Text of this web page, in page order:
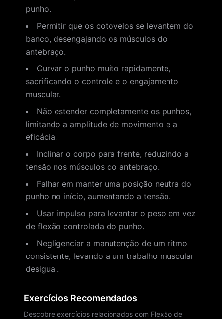
punho.
Permitir que os cotovelos se levantem do
banco, desengajando os músculos do
antebraço.
Curvar o punho muito rapidamente,
sacrificando o controle e o engajamento
muscular.
Não estender completamente os punhos,
limitando a amplitude de movimento e a
eficácia.
Inclinar o corpo para frente, reduzindo a
tensão nos músculos do antebraço.
Falhar em manter uma posição neutra do
punho no início, aumentando a tensão.
Usar impulso para levantar o peso em vez
de flexão controlada do punho.
Negligenciar a manutenção de um ritmo
consistente, levando a um trabalho muscular
desigual.
Exercícios Recomendados
Descobre exercícios relacionados com Flexão de